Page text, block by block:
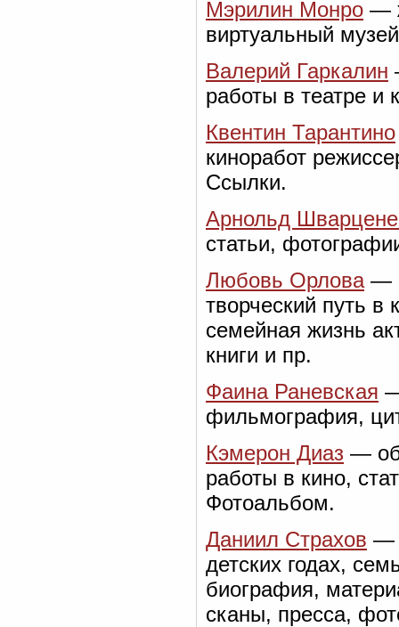
Мэрилин Монро —
виртуальный
Валерий Гаркалин
работы в театре и
Квентин Тарантино
киноработ
Ссылки.
Арнольд
статьи,
Любовь Орлова—
творческий путь в
семейная жизнь
книги и пр.
Фаина Раневская
фильмография,
Кэмерон Диаз — об
работы в кино,
Фотоальбом.
Даниил Страхов —
детских годах,
биография,
сканы, пресса,